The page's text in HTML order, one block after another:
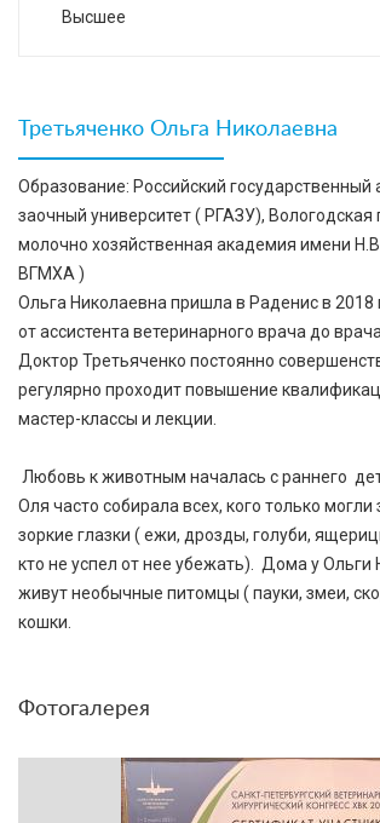
Высшее
Третьяченко Ольга Николаевна
Образование: Российский государственный
заочный университет ( РГАЗУ), Вологодская
молочно хозяйственная академия имени
ВГМХА )
Ольга Николаевна пришла в Раденис в 2018
от ассистента ветеринарного врача до
Доктор Третьяченко постоянно
регулярно проходит повышение
мастер-классы и лекции.
Любовь к животным началась с раннего
Оля часто собирала всех, кого только могли
зоркие глазки ( ежи, дрозды, голуби,
кто не успел от нее убежать). Дома у Ольги
живут необычные питомцы ( пауки, змеи,
кошки.
Фотогалерея